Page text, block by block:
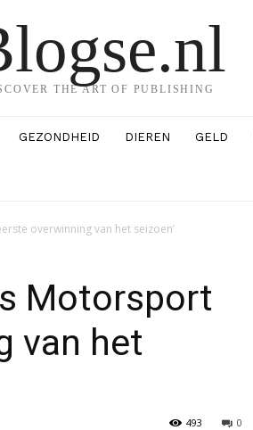
THE ART OF PUBLISHING
GEZONDHEID DIEREN GELD
overwinning van het seizoen’
Motorsport
van het
0
493